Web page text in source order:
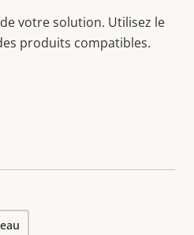
votre solution. Utilisez le
produits compatibles.